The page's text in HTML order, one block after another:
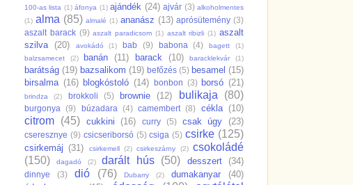
100-as lista (1) áfonya (1) ajándék (24) ajvár (3) alkoholmentes
(1) alma (85) almalé (1) ananász (13) aprósütemény (3)
aszalt barack (9) aszalt paradicsom (1) aszalt ribizli (1) aszalt
szilva
(20) avokádó (1) bab (9) babona (4) bagett
(1)
balzsamecet
(2) banán (11) barack (10) baracklekvár (1)
barátság (19) bazsalikom (19) befőzés (5) besamel (15)
birsalma (16) blogkóstoló (14) bonbon (3) borsó (21)
brindza (2) brokkoli (5) brownie (12) bulikaja (80)
burgonya (9) búzadara (4) camembert (8) cékla (10)
citrom (45) cukkini (16) curry (5) csak úgy (23)
cseresznye (9) csicseriborsó (5) csiga (5) csirke (125)
csirkemáj (31) csirkemell (2) csirkeszárny (2) csokoládé
(150)
dagadó (2) darált hús (50) desszert (34)
dinnye (3) dió (76) Dubarry (2) dumakanyar
(40)